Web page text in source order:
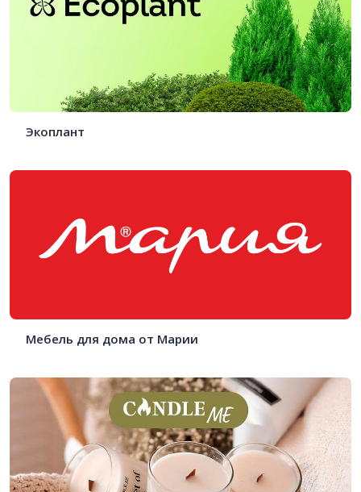
Экоплант
Мебель для дома от Марии